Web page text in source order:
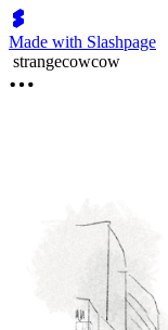
Made with Slashpage
strangecowcow